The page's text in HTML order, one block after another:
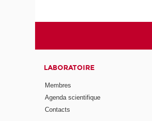
LABORATOIRE
Membres
Agenda scientifique
Contacts